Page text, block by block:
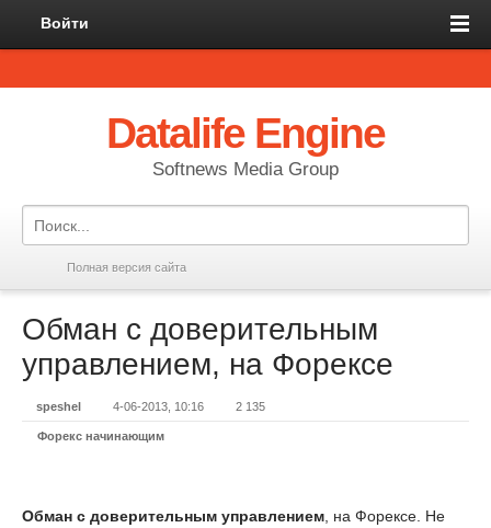
Войти
Datalife Engine
Softnews Media Group
Полная версия сайта
Обман с доверительным
управлением, на Форексе
speshel 4-06-2013, 10:16 2 135
Форекс начинающим
Обман с доверительным управлением , на Форексе. Не